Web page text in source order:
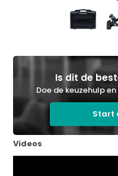
Is dit de
Doe de keuzehulp
Start
Videos